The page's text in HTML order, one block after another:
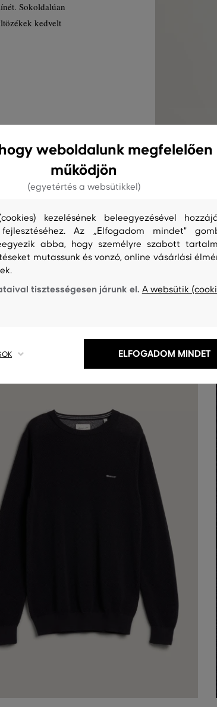
Sokoldalúan
kedvelt
weboldalunk megfelelően
működjön
(egyetértés a websütikkel)
kezelésének beleegyezésével
Az „Elfogadom mindet"
abba, hogy személyre szabott
mutassunk és vonzó, online vásárlási
tisztességesen járunk el. A websütik
ELFOGADOM MINDET